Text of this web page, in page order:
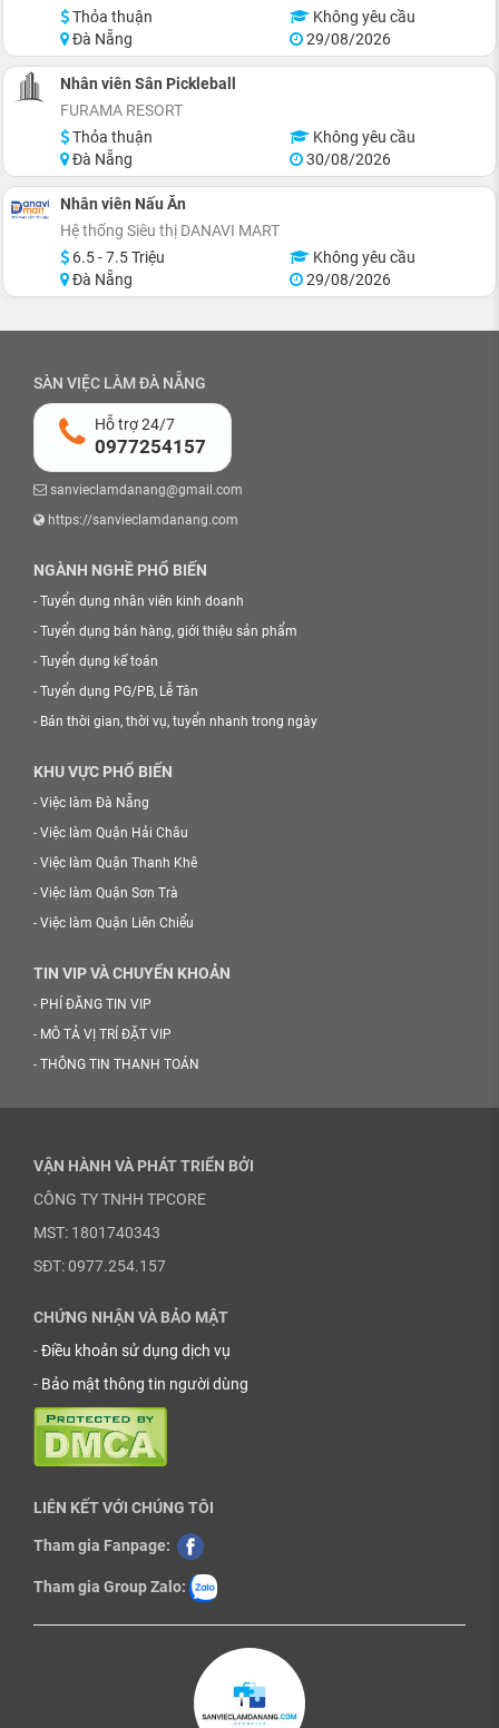
Thỏa thuận
Không yêu cầu
Đà Nẵng
29/08/2026
Nhân viên Sân Pickleball
FURAMA RESORT
Thỏa thuận
Không yêu cầu
Đà Nẵng
30/08/2026
Nhân viên Nấu Ăn
Hệ thống Siêu thị DANAVI MART
6.5 - 7.5 Triệu
Không yêu cầu
Đà Nẵng
29/08/2026
SÀN VIỆC LÀM ĐÀ NẴNG
Hỗ trợ 24/7
0977254157
sanvieclamdanang@gmail.com
https://sanvieclamdanang.com
NGÀNH NGHỀ PHỔ BIẾN
- Tuyển dụng nhân viên kinh doanh
- Tuyển dụng bán hàng, giới thiệu sản phẩm
- Tuyển dụng kế toán
- Tuyển dụng PG/PB, Lễ Tân
- Bán thời gian, thời vụ, tuyển nhanh trong ngày
KHU VỰC PHỔ BIẾN
- Việc làm Đà Nẵng
- Việc làm Quận Hải Châu
- Việc làm Quận Thanh Khê
- Việc làm Quận Sơn Trà
- Việc làm Quận Liên Chiểu
TIN VIP VÀ CHUYỂN KHOẢN
- PHÍ ĐĂNG TIN VIP
- MÔ TẢ VỊ TRÍ ĐẶT VIP
- THÔNG TIN THANH TOÁN
VẬN HÀNH VÀ PHÁT TRIỂN BỞI
CÔNG TY TNHH TPCORE
MST: 1801740343
SĐT: 0977.254.157
CHỨNG NHẬN VÀ BẢO MẬT
-Điều khoản sử dụng dịch vụ
- Bảo mật thông tin người dùng
LIÊN KẾT VỚI CHÚNG TÔI
Tham gia Fanpage:
Tham gia Group Zalo: